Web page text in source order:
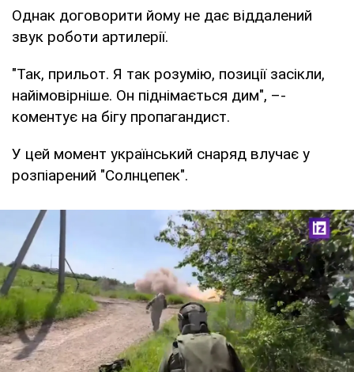
Однак договорити йому не дає віддалений
звук роботи артилерії.
"Так, прильот. Я так розумію, позиції засікли,
найімовірніше. Он піднімається дим", –-
коментує на бігу пропагандист.
У цей момент український снаряд влучає у
розпіарений "Солнцепек".